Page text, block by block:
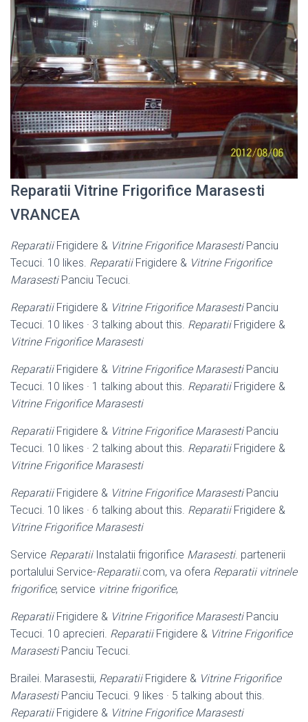
Reparatii Vitrine Frigorifice Marasesti
VRANCEA
ReparatiiFrigidere & Vitrine Frigorifice MarasestiPanciu
Tecuci. 10 likes. ReparatiiFrigidere & Vitrine Frigorifice
MarasestiPanciu Tecuci.
ReparatiiFrigidere & Vitrine Frigorifice MarasestiPanciu
Tecuci. 10 likes · 3 talking about this. ReparatiiFrigidere &
Vitrine Frigorifice Marasesti
ReparatiiFrigidere & Vitrine Frigorifice MarasestiPanciu
Tecuci. 10 likes · 1 talking about this. ReparatiiFrigidere &
Vitrine Frigorifice Marasesti
ReparatiiFrigidere & Vitrine Frigorifice MarasestiPanciu
Tecuci. 10 likes · 2 talking about this. ReparatiiFrigidere &
Vitrine Frigorifice Marasesti
ReparatiiFrigidere & Vitrine Frigorifice MarasestiPanciu
Tecuci. 10 likes · 6 talking about this. ReparatiiFrigidere &
Vitrine Frigorifice Marasesti
Service ReparatiiInstalatii frigorifice Marasesti. partenerii
portalului Service-Reparatii.com, va ofera Reparatii vitrinele
frigorifice, service vitrine frigorifice,
ReparatiiFrigidere & Vitrine Frigorifice MarasestiPanciu
Tecuci. 10 aprecieri. ReparatiiFrigidere & Vitrine Frigorifice
MarasestiPanciu Tecuci.
Brailei. Marasestii, ReparatiiFrigidere & Vitrine Frigorifice
MarasestiPanciu Tecuci. 9 likes · 5 talking about this.
ReparatiiFrigidere & Vitrine Frigorifice Marasesti